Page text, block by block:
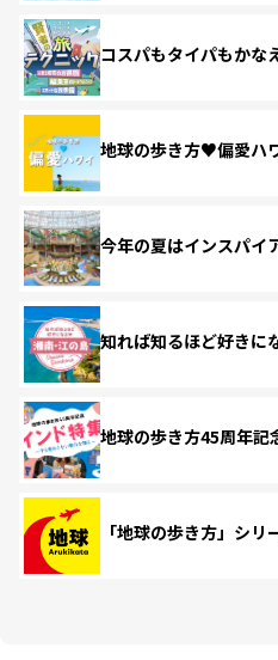
コスパもタイパもかな
地球の歩き方♥偏愛ハ
今年の夏はインスパイ
知れば知るほど好きに
地球の歩き方45周年記
「地球の歩き方」シリ